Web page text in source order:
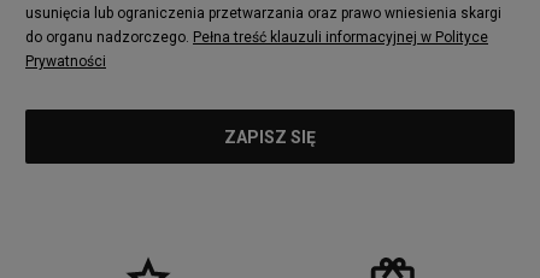
usunięcia lub ograniczenia przetwarzania oraz prawo wniesienia skargi
do organu nadzorczego. Pełna treść klauzuli informacyjnej w Polityce
Prywatności